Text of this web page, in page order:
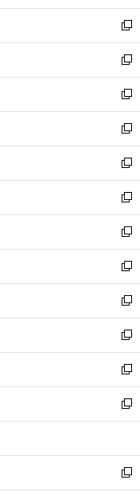
開
く
ウ
で
開
く
ン
ド
ウ
で
開
く
ウ
ィ
ン
ド
ウ
で
開
く
新
し
い
ウ
ィ
ン
ド
ウ
で
開
く
新
し
い
ウ
ィ
ン
ド
ウ
で
開
く
新
し
い
ウ
ィ
ン
ド
ウ
で
開
く
新
し
い
ウ
ィ
ン
ド
ウ
で
開
く
新
し
い
ウ
ィ
ン
ド
ウ
で
開
く
新
し
い
ウ
ィ
ン
ド
ウ
で
開
く
新
し
い
ウ
ィ
ン
ド
ウ
で
開
く
新
し
い
ウ
ィ
ン
ド
ウ
で
開
新
し
い
ウ
ィ
ン
ド
ウ
開
く
新
し
い
ウ
ィ
ン
ウ
で
開
新
し
い
ウ
ン
ド
ウ
新
し
ウ
ィ
ン
新
し